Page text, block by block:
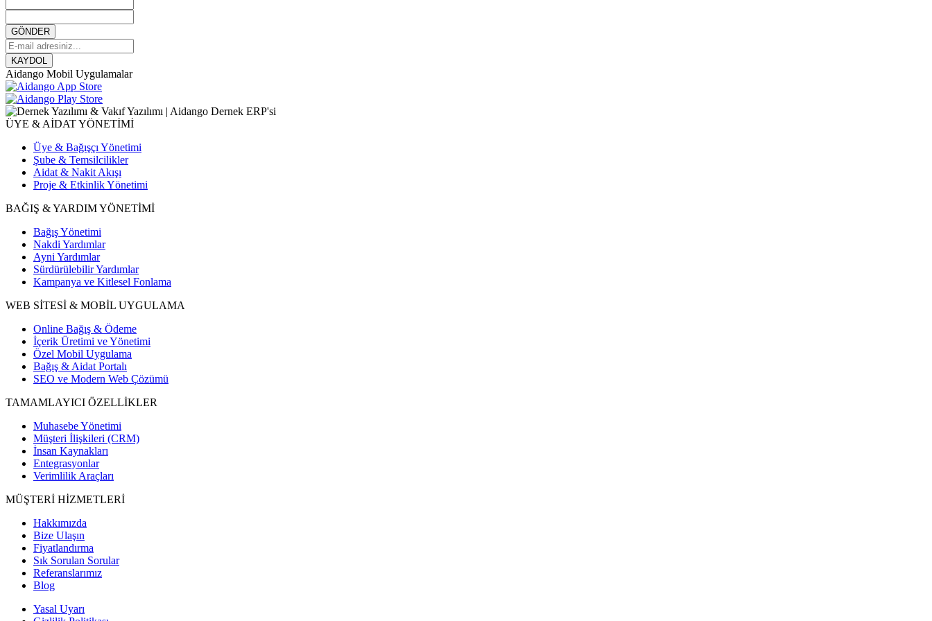
GÖNDER
KAYDOL
Aidango Mobil Uygulamalar
ÜYE & AİDAT YÖNETİMİ
Üye & Bağışçı Yönetimi
Şube & Temsilcilikler
Aidat & Nakit Akışı
Proje & Etkinlik Yönetimi
BAĞIŞ & YARDIM YÖNETİMİ
Bağış Yönetimi
Nakdi Yardımlar
Ayni Yardımlar
Sürdürülebilir Yardımlar
Kampanya ve Kitlesel Fonlama
WEB SİTESİ & MOBİL UYGULAMA
Online Bağış & Ödeme
İçerik Üretimi ve Yönetimi
Özel Mobil Uygulama
Bağış & Aidat Portalı
SEO ve Modern Web Çözümü
TAMAMLAYICI ÖZELLİKLER
Muhasebe Yönetimi
Müşteri İlişkileri (CRM)
İnsan Kaynakları
Entegrasyonlar
Verimlilik Araçları
MÜŞTERİ HİZMETLERİ
Hakkımızda
Bize Ulaşın
Fiyatlandırma
Sık Sorulan Sorular
Referanslarımız
Blog
Yasal Uyarı